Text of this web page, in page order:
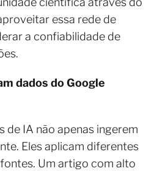
essa rede de
a confiabilidade de
dados do Google
de IA não apenas ingerem
Eles aplicam diferentes
Um artigo com alto